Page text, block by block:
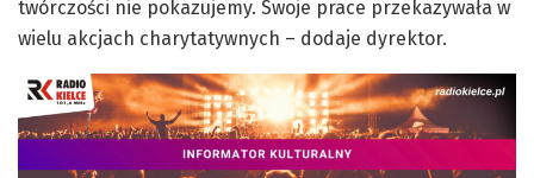
twórczości nie pokazujemy. Swoje prace przekazywała w
wielu akcjach charytatywnych – dodaje dyrektor.